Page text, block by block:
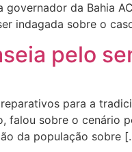
da Bahia
indagada sobre o
pelo
para a
falou sobre o
da população sobre